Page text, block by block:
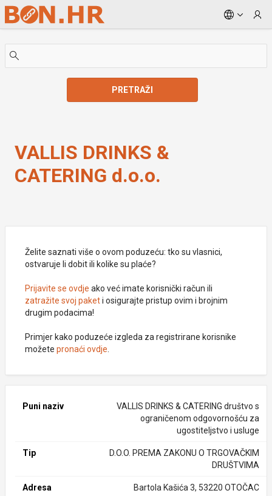
Skip to Main Content
PRETRAŽI
VALLIS DRINKS &
CATERING d.o.o.
Želite saznati više o ovom poduzeću: tko su vlasnici,
ostvaruje li dobit ili kolike su plaće?
Prijavite se ovdje ako već imate korisnički račun ili
zatražite svoj paketi osigurajte pristup ovim i brojnim
drugim podacima!
Primjer kako poduzeće izgleda za registrirane korisnike
možete pronaći ovdje
Puni naziv
VALLIS DRINKS & CATERING društvo s
ograničenom odgovornošću za
ugostiteljstvo i usluge
Tip
D.O.O. PREMA ZAKONU O TRGOVAČKIM
DRUŠTVIMA
Adresa Bartola Kašića 3, 53220 OTOČAC